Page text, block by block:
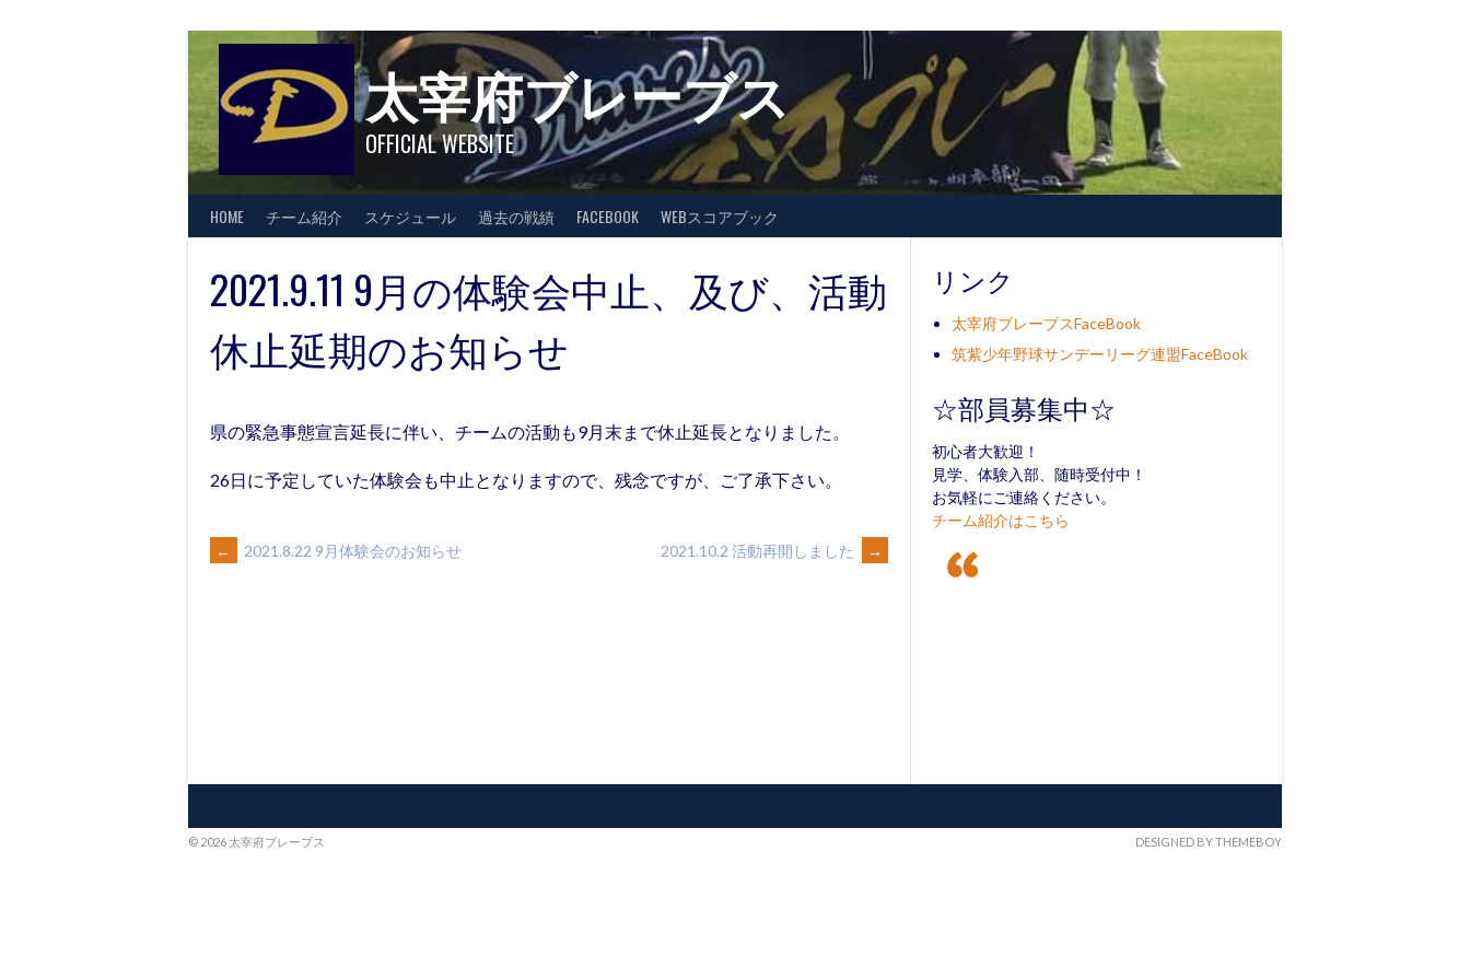
太宰府ブレーブス
OFFICIAL WEBSITE
HOME チーム紹介 スケジュール 過去の戦績 FACEBOOK WEBスコアブック
2021.9.11 9月の体験会中止、及び、活動
休止延期のお知らせ
県の緊急事態宣言延長に伴い、チームの活動も9月末まで休止延長となりました。
26日に予定していた体験会も中止となりますので、残念ですが、ご了承下さい。
POST
← 2021.8.22 9月体験会のお知らせ 2021.10.2 活動再開しました →
リンク
太宰府ブレーブスFaceBook
筑紫少年野球サンデーリーグ連盟FaceBook
☆部員募集中☆
初心者大歓迎！
見学、体験入部、随時受付中！
お気軽にご連絡ください。
チーム紹介はこちら
© 2026 太宰府ブレーブス DESIGNED BY THEMEBOY